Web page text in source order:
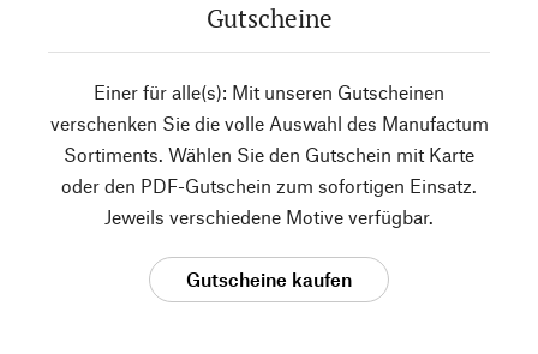
Gutscheine
Einer für alle(s): Mit unseren Gutscheinen
verschenken Sie die volle Auswahl des Manufactum
Sortiments. Wählen Sie den Gutschein mit Karte
oder den PDF-Gutschein zum sofortigen Einsatz.
Jeweils verschiedene Motive verfügbar.
Gutscheine kaufen